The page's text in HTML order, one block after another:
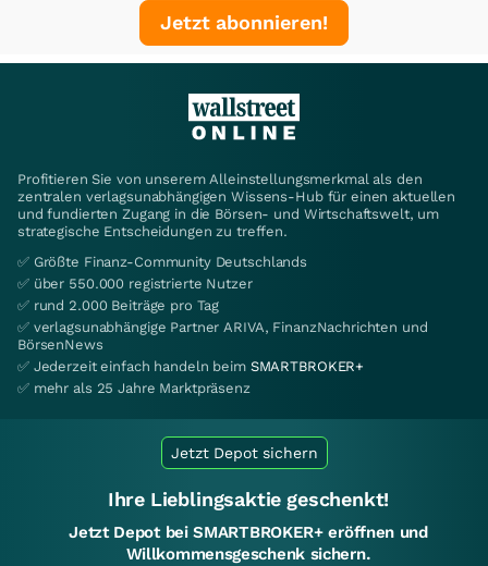
Jetzt abonnieren!
Profitieren Sie von unserem Alleinstellungsmerkmal als den
zentralen verlagsunabhängigen Wissens-Hub für einen aktuellen
und fundierten Zugang in die Börsen- und Wirtschaftswelt, um
strategische Entscheidungen zu treffen.
✅ Größte Finanz-Community Deutschlands
✅ über 550.000 registrierte Nutzer
✅ rund 2.000 Beiträge pro Tag
✅ verlagsunabhängige Partner ARIVA, FinanzNachrichten und
BörsenNews
✅ Jederzeit einfach handeln beim SMARTBROKER+
✅ mehr als 25 Jahre Marktpräsenz
Jetzt Depot sichern
Ihre Lieblingsaktie geschenkt!
Jetzt Depot bei SMARTBROKER+ eröffnen und
Willkommensgeschenk sichern.